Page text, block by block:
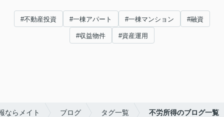
#不動産投資 #一棟アパート #一棟マンション #融資
#収益物件 #資産運用
ならメイト ブログ タグ一覧 不労所得のブログ一覧